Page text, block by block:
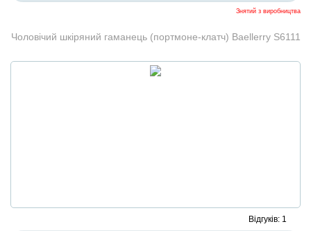
Знятий з виробництва
Чоловічий шкіряний гаманець (портмоне-клатч) Baellerry S6111
Відгуків: 1